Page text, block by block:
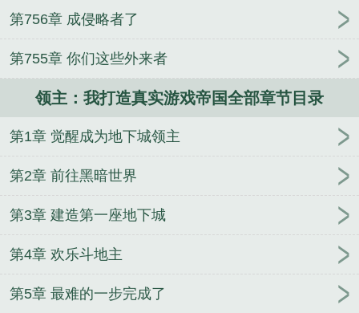
道，扶弟魔她不当了！
穿越
宠成首富 万历小捕快 魔法双界行
重生80，娶了异
喊我小祖宗
让你开杂货店，成万界供货商了？ 濒死
预言：我靠诅咒成神
第756章 成侵略者了
第755章 你们这些外来者
领主：我打造真实游戏帝国全部章节目录
第1章 觉醒成为地下城领主
第2章 前往黑暗世界
第3章 建造第一座地下城
第4章 欢乐斗地主
第5章 最难的一步完成了